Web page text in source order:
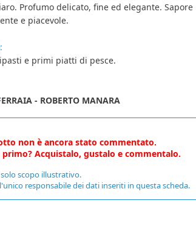
Profumo delicato, fine ed elegante. Sapore
e piacevole.
e primi piatti di pesce.
- ROBERTO MANARA
non è ancora stato commentato.
primo? Acquistalo, gustalo e commentalo.
scopo illustrativo.
responsabile dei dati inseriti in questa scheda.